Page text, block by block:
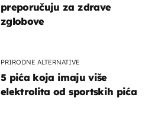
preporučuju za zdrave
zglobove
PRIRODNE ALTERNATIVE
5 pića koja imaju više
elektrolita od sportskih pića